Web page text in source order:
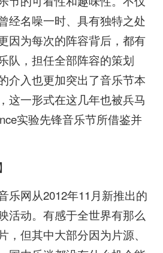
经名噪一时、具有独特之处
因为每次的阵容背后，都有
队，担任全部阵容的策划
介入也更加突出了音乐节本
这一形式在这几年也被兵马
实验先锋音乐节所借鉴并
乐网从2012年11月新推出的
活动。有感于全世界有那么
，但其中大部分因为片源、